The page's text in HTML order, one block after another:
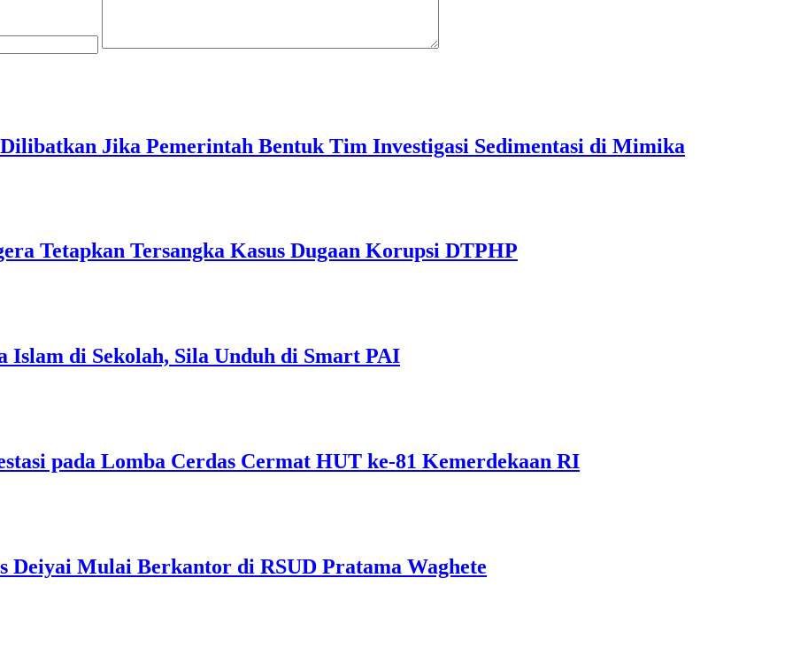
Jika Pemerintah Bentuk Tim Investigasi Sedimentasi di Mimika
Tetapkan Tersangka Kasus Dugaan Korupsi DTPHP
di Sekolah, Sila Unduh di Smart PAI
pada Lomba Cerdas Cermat HUT ke-81 Kemerdekaan RI
Deiyai Mulai Berkantor di RSUD Pratama Waghete